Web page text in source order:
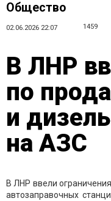
Общество
02.06.2026 22:07 1459
В ЛНР
по
и
на АЗС
В ЛНР ввели
автозаправочных